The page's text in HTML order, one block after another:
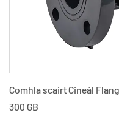
Flange FRPP G41F-10S